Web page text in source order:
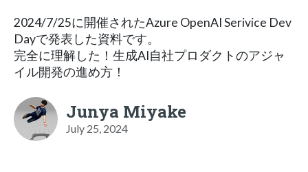
2024/7/25に開催されたAzure OpenAI Serivice Dev
Dayで発表した資料です。
完全に理解した！生成AI自社プロダクトのアジャ
イル開発の進め方！
Junya Miyake
July 25, 2024